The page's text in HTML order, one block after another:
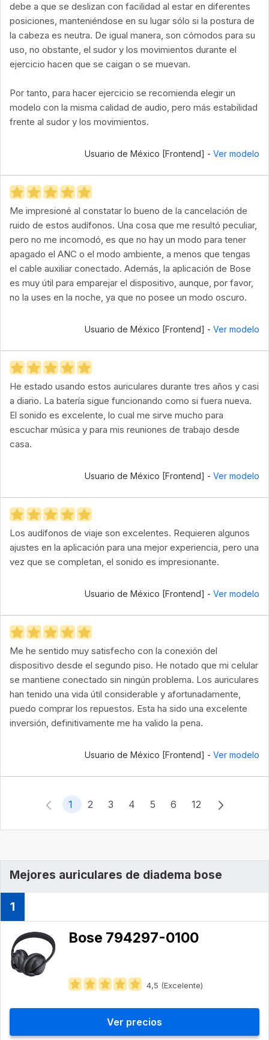
debe a que se deslizan con facilidad al estar en diferentes
posiciones, manteniéndose en su lugar sólo si la postura de
la cabeza es neutra. De igual manera, son cómodos para su
uso, no obstante, el sudor y los movimientos durante el
ejercicio hacen que se caigan o se muevan.
Por tanto, para hacer ejercicio se recomienda elegir un
modelo con la misma calidad de audio, pero más estabilidad
frente al sudor y los movimientos.
Usuario de México [Frontend] - Ver modelo
Me impresioné al constatar lo bueno de la cancelación de
ruido de estos audífonos. Una cosa que me resultó peculiar,
pero no me incomodó, es que no hay un modo para tener
apagado el ANC o el modo ambiente, a menos que tengas
el cable auxiliar conectado. Además, la aplicación de Bose
es muy útil para emparejar el dispositivo, aunque, por favor,
no la uses en la noche, ya que no posee un modo oscuro.
Usuario de México [Frontend] - Ver modelo
He estado usando estos auriculares durante tres años y casi
a diario. La batería sigue funcionando como si fuera nueva.
El sonido es excelente, lo cual me sirve mucho para
escuchar música y para mis reuniones de trabajo desde
casa.
Usuario de México [Frontend] - Ver modelo
Los audífonos de viaje son excelentes. Requieren algunos
ajustes en la aplicación para una mejor experiencia, pero una
vez que se completan, el sonido es impresionante.
Usuario de México [Frontend] - Ver modelo
Me he sentido muy satisfecho con la conexión del
dispositivo desde el segundo piso. He notado que mi celular
se mantiene conectado sin ningún problema. Los auriculares
han tenido una vida útil considerable y afortunadamente,
puedo comprar los repuestos. Esta ha sido una excelente
inversión, definitivamente me ha valido la pena.
Usuario de México [Frontend] - Ver modelo
1 2 3 4 5 6 12
Mejores auriculares de diadema bose
1
Bose ‎794297-0100
4,5 (Excelente)
Ver precios